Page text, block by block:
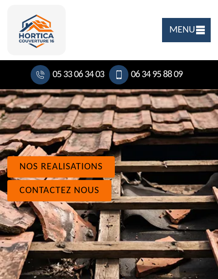
MENU
05 33 06 34 03 06 34 95 88 09
NOS REALISATIONS
CONTACTEZ NOUS